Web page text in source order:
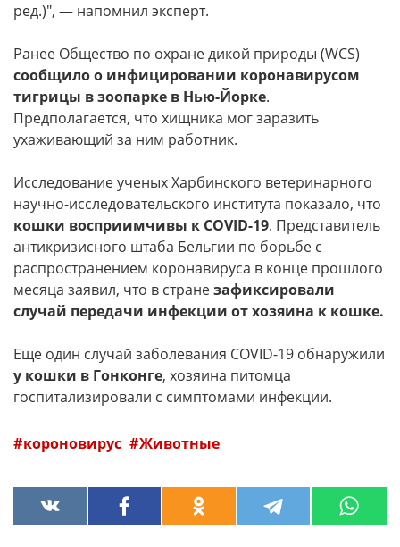
ред.)", — напомнил эксперт.
Ранее Общество по охране дикой природы (WCS)
сообщило о инфицировании коронавирусом
тигрицы в зоопарке в Нью-Йорке.
Предполагается, что хищника мог заразить
ухаживающий за ним работник.
Исследование ученых Харбинского ветеринарного
научно-исследовательского института показало, что
кошки восприимчивы к COVID-19. Представитель
антикризисного штаба Бельгии по борьбе с
распространением коронавируса в конце прошлого
месяца заявил, что в странезафиксировали
случай передачи инфекции от хозяина к кошке.
Еще один случай заболевания COVID-19 обнаружили
у кошки в Гонконге, хозяина питомца
госпитализировали с симптомами инфекции.
короновирус Животные